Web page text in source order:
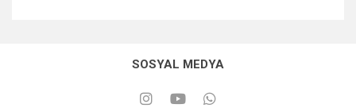
SOSYAL MEDYA